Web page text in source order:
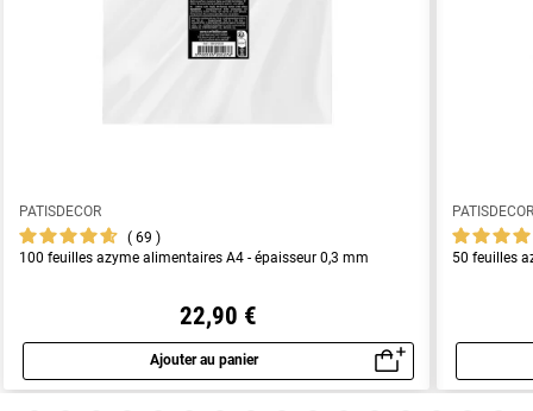
PATISDECOR
69
100 feuilles azyme alimentaires A4 - épaisseur 0,3 mm
22,90 €
Ajouter au panier
Aperçu rapide
50 feuilles